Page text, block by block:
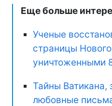
Еще больше
Ученые
страницы
уничтоженными
Тайны Ватикана,
любовные